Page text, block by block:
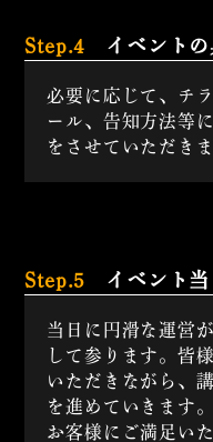
Step.4 イベント
必要に応じて、チ
ール、告知方法等
をさせていただきま
Step.5 イベント
当日に円滑な運営
して参ります。皆
いただきながら、
を進めていきます。
お客様にご満足い